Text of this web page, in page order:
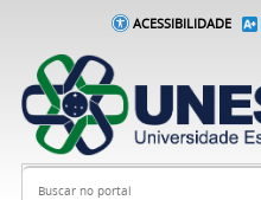
ACESSIBILIDADE
Busca